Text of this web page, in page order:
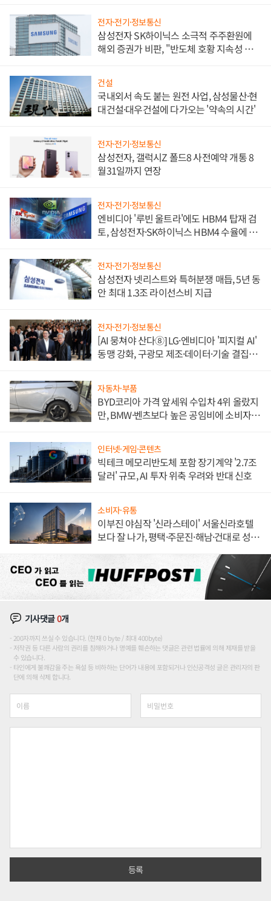
전자·전기·정보통신
삼성전자 SK하이닉스 소극적 주주환원에
해외 증권가 비판, "반도체 호황 지속성 의
건설
국내외서 속도 붙는 원전 사업, 삼성물산·현
대건설·대우건설에 다가오는 '약속의 시간'
전자·전기·정보통신
삼성전자, 갤럭시Z 폴드8 사전예약 개통 8
월31일까지 연장
전자·전기·정보통신
엔비디아 '루빈 울트라'에도 HBM4 탑재 검
토, 삼성전자·SK하이닉스 HBM4 수율에 주
전자·전기·정보통신
삼성전자 넷리스트와 특허분쟁 매듭, 5년 동
안 최대 1.3조 라이선스비 지급
전자·전기·정보통신
[AI 뭉쳐야 산다⑧] LG·엔비디아 '피지컬 AI'
동맹 강화, 구광모 제조·데이터·기술 결집
자동차·부품
BYD코리아 가격 앞세워 수입차 4위 올랐지
만, BMW·벤츠보다 높은 공임비에 소비자
인터넷·게임·콘텐츠
빅테크 메모리반도체 포함 장기계약 '2.7조
달러' 규모, AI 투자 위축 우려와 반대 신호
소비자·유통
이부진 야심작 '신라스테이' 서울신라호텔
보다 잘 나가, 평택·주문진·해남·건대로 성
기사댓글0개
200자까지 쓰실 수 있습니다. (현재 0 byte / 최대 400byte)
저작권 등 다른 사람의 권리를 침해하거나 명예를 훼손하는 댓글은 관련 법률에 의해 제재를 받을
수 있습니다.
타인에게 불쾌감을 주는 욕설 등 비하하는 단어가 내용에 포함되거나 인신공격성 글은 관리자의 판
단에 의해 삭제 합니다.